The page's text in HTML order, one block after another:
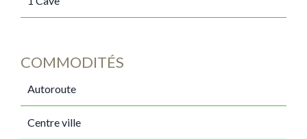
COMMODITÉS
Autoroute
Centre ville